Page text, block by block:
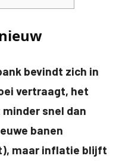
bevindt zich in
vertraagt, het
snel dan
banen
maar inflatie blijft